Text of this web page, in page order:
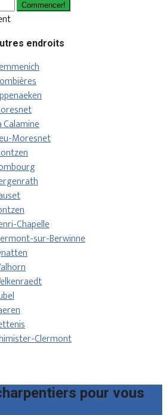
Commencer!
endroits
Calamine
Moresnet
Chapelle
sur-Berwinne
Clermont
pour vous